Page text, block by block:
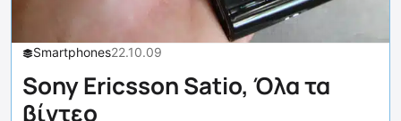
Smartphones22.10.09
Sony Ericsson Satio, Όλα τα
βίντεο